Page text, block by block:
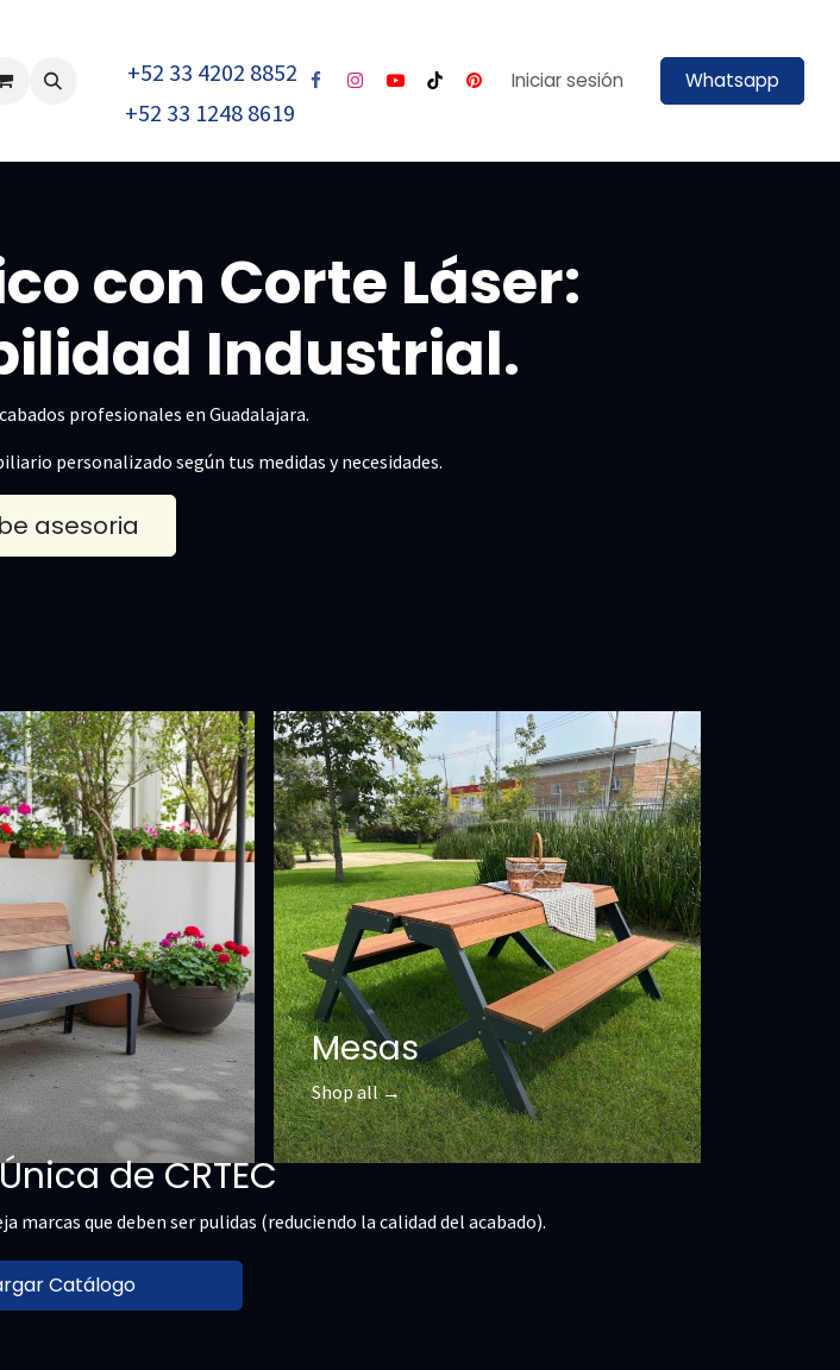
Productos Racks para camionetas Contáctenos Blog Nosotros
+52 33 4202 8852
+52 33 1248 8619
Iniciar sesión Whatsapp
Mesas
Shop all →
con Corte Láser:
Industrial.
profesionales en Guadalajara.
personalizado según tus medidas y necesidades.
asesoria
de CRTEC
marcas que deben ser pulidas (reduciendo la calidad del acabado).
Catálogo